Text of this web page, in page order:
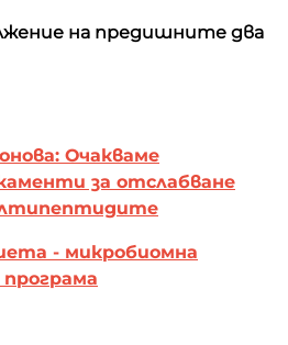
на предишните два
Очакваме
за отслабване
- микробиомна